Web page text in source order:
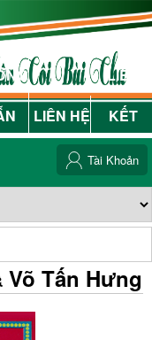
LIÊN HỆ
LIÊN
KẾT
Tài Khoản
Võ Tấn Hưng